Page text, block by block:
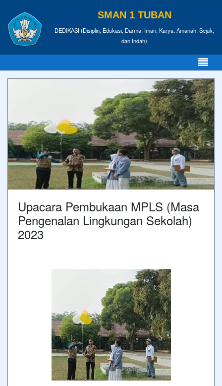
SMAN 1 TUBAN
DEDIKASI (Disiplin, Edukasi, Darma, Iman, Karya, Amanah, Sejuk,
dan Indah)
Upacara Pembukaan MPLS (Masa
Pengenalan Lingkungan Sekolah)
2023